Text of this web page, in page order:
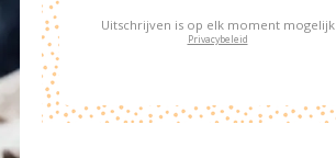
Uitschrijven is op elk moment mogelijk
Privacybeleid